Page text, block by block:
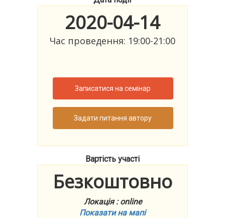
2020-04-14
Час проведення: 19:00-21:00
Записатися на семінар
Задати питання автору
Вартість участі
Безкоштовно
Локація : online
Показати на мапі